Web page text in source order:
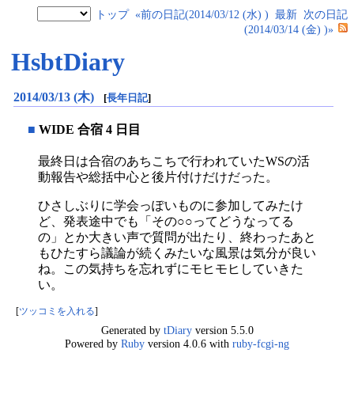
トップ «前の日記(2014/03/12 (水) ) 最新 次の日記
(2014/03/14 (金) )»
HsbtDiary
2014/03/13 (木) [長年日記]
■ WIDE 合宿 4 日目
最終日は合宿のあちこちで行われていたWSの活
動報告や総括中心と後片付けだけだった。
ひさしぶりに学会っぽいものに参加してみたけ
ど、発表途中でも「その○○ってどうなってる
の」とか大きい声で質問が出たり、終わったあと
もひたすら議論が続くみたいな風景は気分が良い
ね。この気持ちを忘れずにモヒモヒしていきた
い。
[ツッコミを入れる]
Generated by tDiaryversion 5.5.0
Powered by Ruby version 4.0.6 with ruby-fcgi-ng